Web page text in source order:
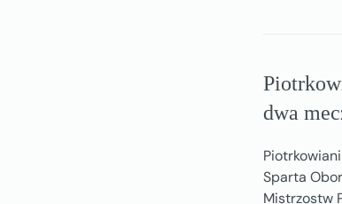
dwa
Sparta
Mistrzostw